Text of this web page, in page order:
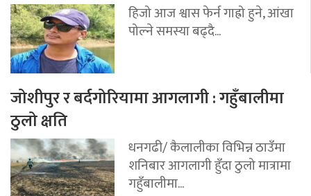
हिजो आज श्वास फेर्न गाह्रो हुने, आंखा
पोल्ने समस्या बढ्दै...
जोशीपुर र बर्दगोरियामा आगलागी : गहुँबालीमा
ठुलो क्षति
धनगढी/ कैलालीका विभिन्न ठाउँमा
शनिबार आगलागी हुँदा ठुलो मात्रामा
गहुँबालीमा...